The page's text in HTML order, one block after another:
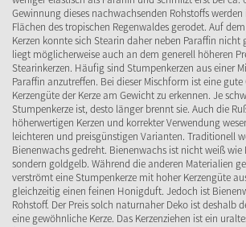
Gewinnung dieses nachwachsenden Rohstoffs
Flächen des tropischen Regenwaldes gerodet. Auf
Kerzen konnte sich Stearin daher neben Paraffin nicht
liegt möglicherweise auch an dem generell höheren
Stearinkerzen. Häufig sind Stumpenkerzen aus einer
Paraffin anzutreffen. Bei dieser Mischform ist eine
Kerzengüte der Kerze am Gewicht zu erkennen. Je
Stumpenkerze ist, desto länger brennt sie. Auch die
höherwertigen Kerzen und korrekter Verwendung
leichteren und preisgünstigen Varianten. Traditionell
Bienenwachs gedreht. Bienenwachs ist nicht weiß wie
sondern goldgelb. Während die anderen Materialien
verströmt eine Stumpenkerze mit hoher Kerzengüte
gleichzeitig einen feinen Honigduft. Jedoch ist
Rohstoff. Der Preis solch naturnaher Deko ist deshalb
eine gewöhnliche Kerze. Das Kerzenziehen ist ein